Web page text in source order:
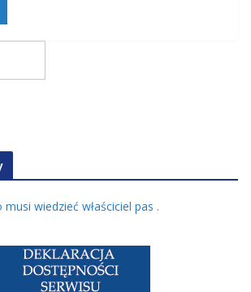
musi wiedzieć właściciel pas .